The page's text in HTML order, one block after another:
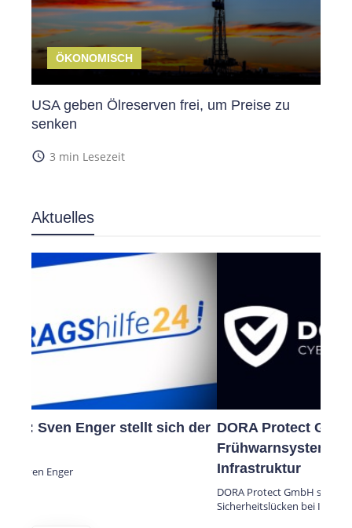
ÖKONOMISCH
USA geben Ölreserven frei, um Preise zu
senken
access_time 3 min Lesezeit
Aktuelles
DORA Protect GmbH schließt mit
Frühwarnsystem Sicherheitslücken bei IT-
Infrastruktur
DORA Protect GmbH schließt mit Frühwarnsystem